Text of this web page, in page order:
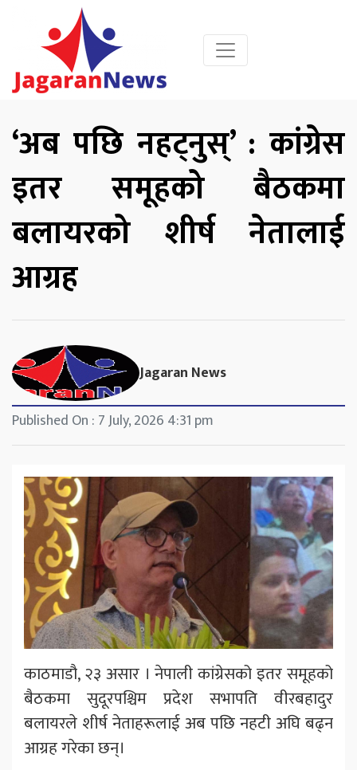
‘अब पछि नहट्नुस्’ : कांग्रेस
इतर समूहको बैठकमा
बलायरको शीर्ष नेतालाई
आग्रह
Jagaran News
Published On : 7 July, 2026 4:31 pm
काठमाडौ, २३ असार । नेपाली कांग्रेसको इतर समूहको
बैठकमा सुदूरपश्चिम प्रदेश सभापति वीरबहादुर
बलायरले शीर्ष नेताहरूलाई अब पछि नहटी अघि बढ्न
आग्रह गरेका छन्।